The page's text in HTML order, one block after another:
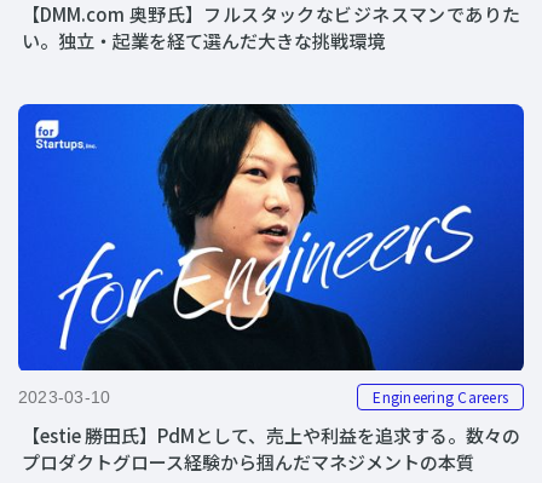
【DMM.com 奥野氏】フルスタックなビジネスマンでありた
い。独立・起業を経て選んだ大きな挑戦環境
2023-03-10 Engineering Careers
【estie 勝田氏】PdMとして、売上や利益を追求する。数々の
プロダクトグロース経験から掴んだマネジメントの本質